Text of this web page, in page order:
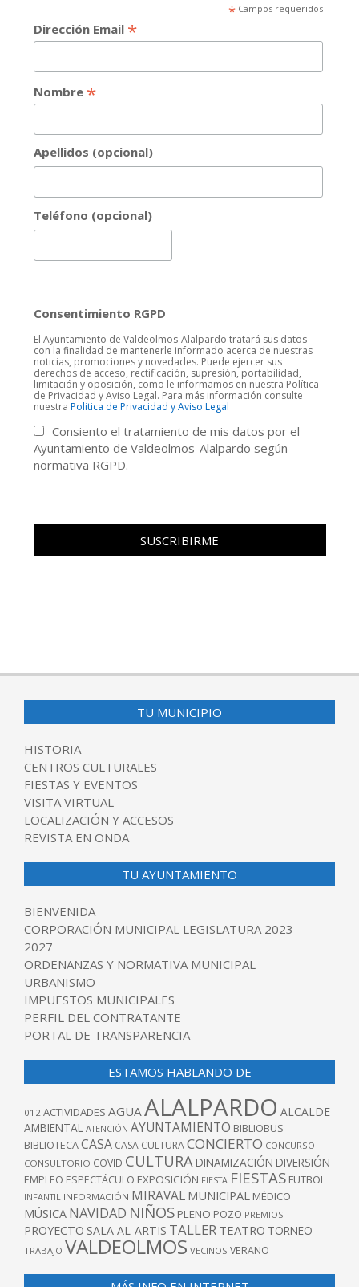
*Campos requeridos
Dirección Email *
Nombre *
Apellidos (opcional)
Teléfono (opcional)
Consentimiento RGPD
El Ayuntamiento de Valdeolmos-Alalpardo tratará sus datos
con la finalidad de mantenerle informado acerca de nuestras
noticias, promociones y novedades. Puede ejercer sus
derechos de acceso, rectificación, supresión, portabilidad,
limitación y oposición, como le informamos en nuestra Política
de Privacidad y Aviso Legal. Para más información consulte
nuestra Politica de Privacidad y Aviso Legal
Consiento el tratamiento de mis datos por el
Ayuntamiento de Valdeolmos-Alalpardo según
normativa RGPD.
TU MUNICIPIO
HISTORIA
CENTROS CULTURALES
FIESTAS Y EVENTOS
VISITA VIRTUAL
LOCALIZACIÓN Y ACCESOS
REVISTA EN ONDA
TU AYUNTAMIENTO
BIENVENIDA
CORPORACIÓN MUNICIPAL LEGISLATURA 2023-
2027
ORDENANZAS Y NORMATIVA MUNICIPAL
URBANISMO
IMPUESTOS MUNICIPALES
PERFIL DEL CONTRATANTE
PORTAL DE TRANSPARENCIA
ESTAMOS HABLANDO DE
012 ACTIVIDADES AGUAALALPARDO ALCALDE
AMBIENTAL ATENCIÓN AYUNTAMIENTO BIBLIOBUS
BIBLIOTECACASA CASA CULTURACONCIERTO CONCURSO
CONSULTORIO COVID CULTURA DINAMIZACIÓN DIVERSIÓN
EMPLEO ESPECTÁCULO EXPOSICIÓN FIESTA FIESTAS FUTBOL
INFANTIL INFORMACIÓN MIRAVAL MUNICIPAL MÉDICO
MÚSICA NAVIDAD NIÑOS PLENO POZO PREMIOS
PROYECTO SALA AL-ARTIS TALLER TEATRO TORNEO
TRABAJO VALDEOLMOS VECINOS VERANO